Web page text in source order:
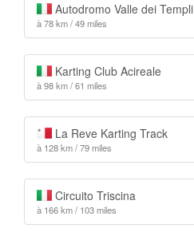
Autodromo Valle dei Templi
à 78 km / 49 miles
Karting Club Acireale
à 98 km / 61 miles
La Reve Karting Track
à 128 km / 79 miles
Circuito Triscina
à 166 km / 103 miles